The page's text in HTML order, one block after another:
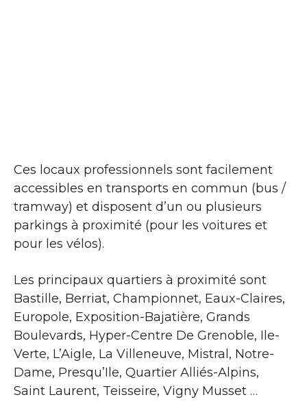
Ces locaux professionnels sont facilement
accessibles en transports en commun (bus /
tramway) et disposent d’un ou plusieurs
parkings à proximité (pour les voitures et
pour les vélos).
Les principaux quartiers à proximité sont
Bastille, Berriat, Championnet, Eaux-Claires,
Europole, Exposition-Bajatière, Grands
Boulevards, Hyper-Centre De Grenoble, Ile-
Verte, L’Aigle, La Villeneuve, Mistral, Notre-
Dame, Presqu’Ile, Quartier Alliés-Alpins,
Saint Laurent, Teisseire, Vigny Musset …